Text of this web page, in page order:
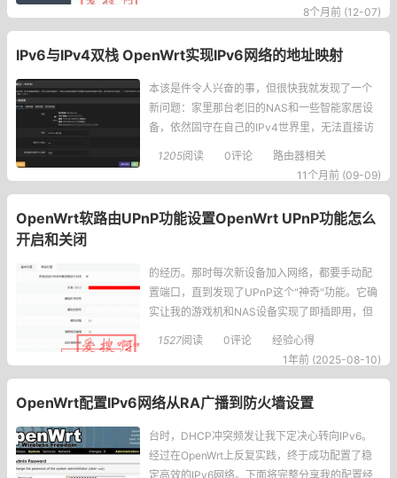
慢，折腾了好几天，总算整理出一份能用的Track
点速度，过
8个月前 (12-07)
IPv6与IPv4双栈 OpenWrt实现IPv6网络的地址映射
本该是件令人兴奋的事，但很快我就发现了一个
新问题：家里那台老旧的NAS和一些智能家居设
备，依然固守在自己的IPv4世界里，无法直接访
问外部丰富的IPv6资源。作为一个喜欢折腾的家
庭网络管理员，我决定利用手头的OpenWrt路由
终于成功实现了IPv6的地址映射。
1205阅读 0评论
路由器相关
11个月前 (09-09)
OpenWrt软路由UPnP功能设置OpenWrt UPnP功能怎么
开启和关闭
的经历。那时每次新设备加入网络，都要手动配
置端口，直到发现了UPnP这个"神奇"功能。它确
实让我的游戏机和NAS设备实现了即插即用，但
去年一次安全扫描中发现的异常端口暴露，让我
意识到便利背后的安全隐患。今天我们就来深入
1527阅读 0评论
经验心得
1年前 (2025-08-10)
OpenWrt配置IPv6网络从RA广播到防火墙设置
台时，DHCP冲突频发让我下定决心转向IPv6。
经过在OpenWrt上反复实践，终于成功配置了稳
定高效的IPv6网络。下面将完整分享我的配置经